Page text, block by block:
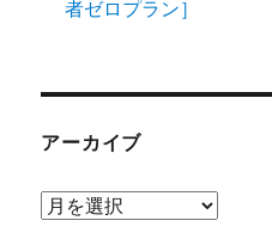
者ゼロプラン］
アーカイブ
ア